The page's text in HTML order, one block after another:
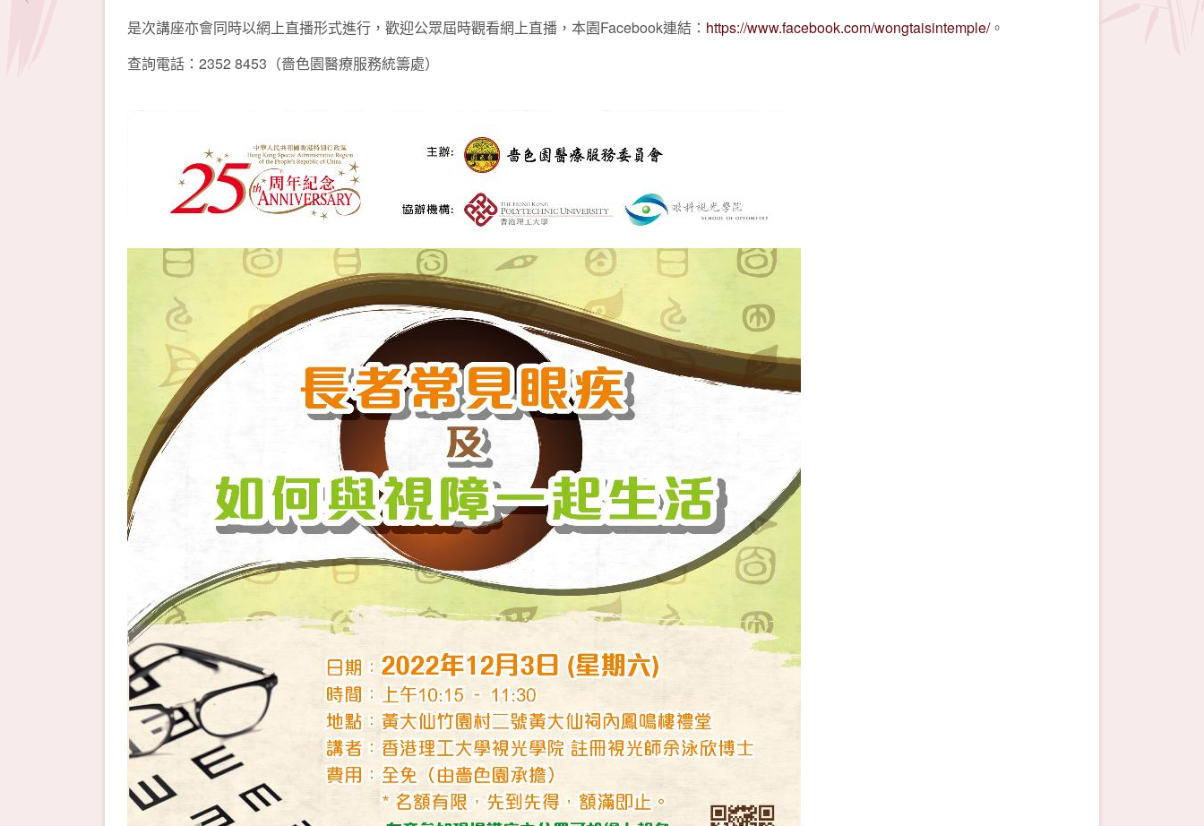
是次講座亦會同時以網上直播形式進行，歡迎公眾屆時觀看網上直播，本園Facebook連結： https://www.facebook.com/wongtaisintemple/。
查詢電話：2352 8453（嗇色園醫療服務統籌處）